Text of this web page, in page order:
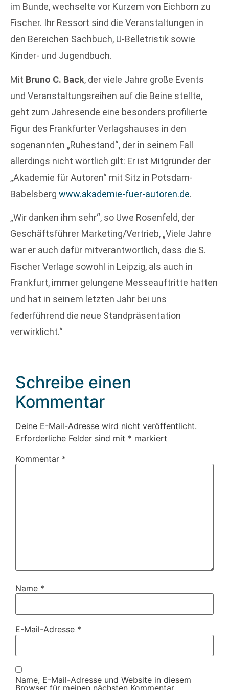
im Bunde, wechselte vor Kurzem von Eichborn zu
Fischer. Ihr Ressort sind die Veranstaltungen in
den Bereichen Sachbuch, U-Belletristik sowie
Kinder- und Jugendbuch.
Mit Bruno C. Back, der viele Jahre große Events
und Veranstaltungsreihen auf die Beine stellte,
geht zum Jahresende eine besonders profilierte
Figur des Frankfurter Verlagshauses in den
sogenannten „Ruhestand“, der in seinem Fall
allerdings nicht wörtlich gilt: Er ist Mitgründer der
„Akademie für Autoren“ mit Sitz in Potsdam-
Babelsberg www.akademie-fuer-autoren.de.
„Wir danken ihm sehr“, so Uwe Rosenfeld, der
Geschäftsführer Marketing/Vertrieb, „Viele Jahre
war er auch dafür mitverantwortlich, dass die S.
Fischer Verlage sowohl in Leipzig, als auch in
Frankfurt, immer gelungene Messeauftritte hatten
und hat in seinem letzten Jahr bei uns
federführend die neue Standpräsentation
verwirklicht.“
Schreibe einen
Kommentar
Deine E-Mail-Adresse wird nicht veröffentlicht.
Erforderliche Felder sind mit * markiert
Kommentar *
Name *
E-Mail-Adresse *
Name, E-Mail-Adresse und Website in diesem